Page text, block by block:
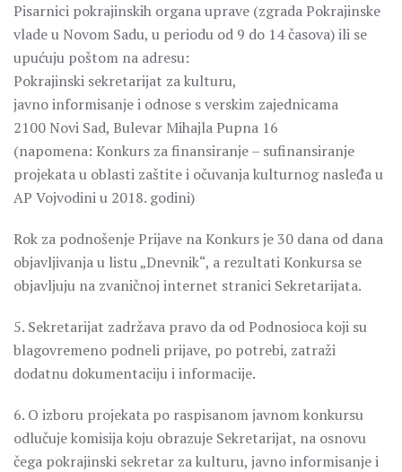
Pisarnici pokrajinskih organa uprave (zgrada Pokrajinske
vlade u Novom Sadu, u periodu od 9 do 14 časova) ili se
upućuju poštom na adresu:
Pokrajinski sekretarijat za kulturu,
javno informisanje i odnose s verskim zajednicama
2100 Novi Sad, Bulevar Mihajla Pupna 16
(napomena: Konkurs za finansiranje – sufinansiranje
projekata u oblasti zaštite i očuvanja kulturnog nasleđa u
AP Vojvodini u 2018. godini)
Rok za podnošenje Prijave na Konkurs je 30 dana od dana
objavljivanja u listu „Dnevnik“, a rezultati Konkursa se
objavljuju na zvaničnoj internet stranici Sekretarijata.
5. Sekretarijat zadržava pravo da od Podnosioca koji su
blagovremeno podneli prijave, po potrebi, zatraži
dodatnu dokumentaciju i informacije.
6. O izboru projekata po raspisanom javnom konkursu
odlučuje komisija koju obrazuje Sekretarijat, na osnovu
čega pokrajinski sekretar za kulturu, javno informisanje i